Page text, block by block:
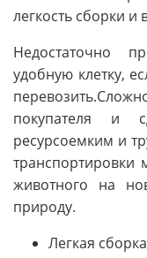
легкость сборки
Недостаточно
удобную клетку,
покупателя и
ресурсоемким и
транспортировки
животного на
природу.
Легкая